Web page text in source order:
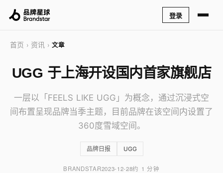
登录
首页 › 资讯 › 文章
UGG 于上海开设国内首家旗舰店
一层以「FEELS LIKE UGG」为概念，通过沉浸式空
间布置呈现品牌当季主题，目前品牌在该空间内设置了
360度雪域空间。
品牌日报 UGG
BRANDSTAR2023-12-28约 1 分钟